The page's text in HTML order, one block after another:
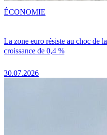
La zone euro résiste au choc de
croissance de 0,4 %
30.07.2026
ÉCONOMIE